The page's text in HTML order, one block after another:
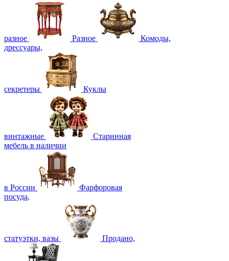
разное Разное
Комоды,
дрессуары,
секретеры Куклы
винтажные
Старинная
мебель в наличии
в России
Фарфоровая
посуда,
статуэтки, вазы Продано,